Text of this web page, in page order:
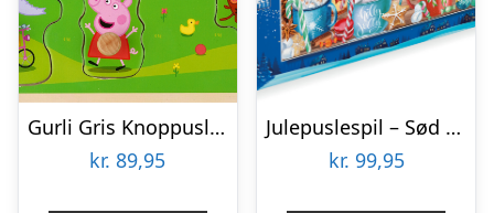
Gurli Gris Knoppuslespil – Træpuslespil Med Knopper
kr. 89,95
Julepuslespil – Sød Jul – 200 Xxl Brikker – Ravensburger
kr. 99,95